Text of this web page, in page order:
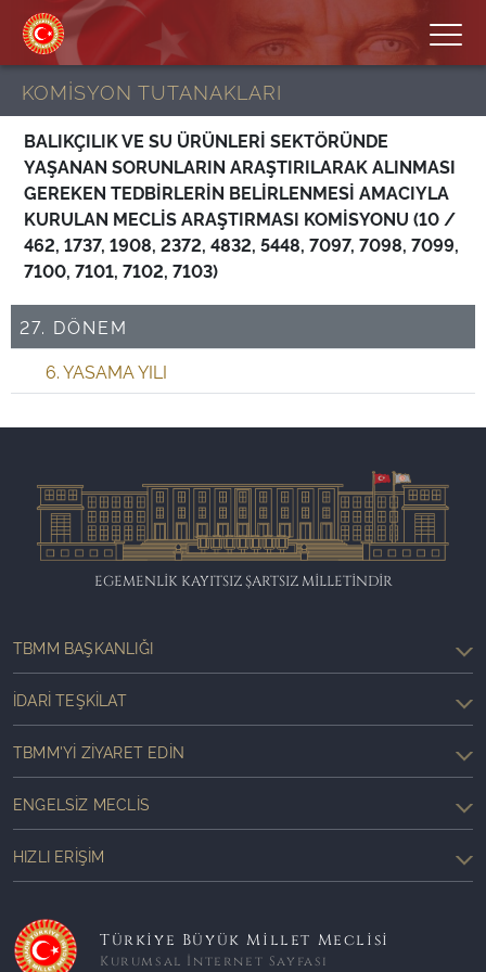
KOMİSYON TUTANAKLARI
BALIKÇILIK VE SU ÜRÜNLERİ SEKTÖRÜNDE
YAŞANAN SORUNLARIN ARAŞTIRILARAK ALINMASI
GEREKEN TEDBİRLERİN BELİRLENMESİ AMACIYLA
KURULAN MECLİS ARAŞTIRMASI KOMİSYONU (10 /
462, 1737, 1908, 2372, 4832, 5448, 7097, 7098, 7099,
7100, 7101, 7102, 7103)
27. DÖNEM
6. YASAMA YILI
EGEMENLİK KAYITSIZ ŞARTSIZ MİLLETİNDİR
TBMM BAŞKANLIĞI
İDARI TEŞKILAT
TBMM'YI ZIYARET EDIN
ENGELSIZ MECLIS
HIZLI ERIŞIM
Türkiye Büyük Millet Meclisi
Kurumsal İnternet Sayfası